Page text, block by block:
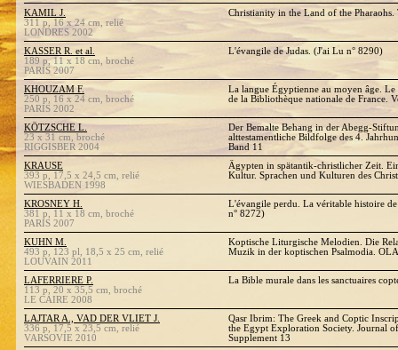
KAMIL J.
311 p, 16 x 24 cm, relié
LONDRES 2002
Christianity in the Land of the
KASSER R. et al.
189 p, 11 x 18 cm, broché
PARIS 2007
L'évangile de Judas. (J'ai Lu n° 8290)
KHOUZAM F.
250 p, 16 x 24 cm, broché
PARIS 2002
La langue Égyptienne au moyen âge. Le
de la Bibliothèque nationale de France.
KÖTZSCHE L.
23 x 31 cm, broché
RIGGISBER 2004
Der Bemalte Behang in der Abegg-
alttestamentliche Bildfolge des 4.
Band 11
KRAUSE
393 p, 17,5 x 24,5 cm, relié
WIESBADEN 1998
Ägypten in spätantik-christlicher Zeit.
Kultur. Sprachen und Kulturen des
KROSNEY H.
381 p, 11 x 18 cm, broché
PARIS 2007
L'évangile perdu. La véritable histoire
n° 8272)
KUHN M.
493 p, 123 pl, 18,5 x 25 cm, relié
LOUVAIN 2011
Koptische Liturgische Melodien. Die
Muzik in der koptischen Psalmodia.
LAFERRIERE P.
113 p, 20 x 35,5 cm, broché
LE CAIRE 2008
La Bible murale dans les sanctuaires
LAJTAR A., VAD DER VLIET J.
336 p, 17,5 x 23,5 cm, relié
VARSOVIE 2010
Qasr Ibrim: The Greek and Coptic
the Egypt Exploration Society. Journal
Supplement 13